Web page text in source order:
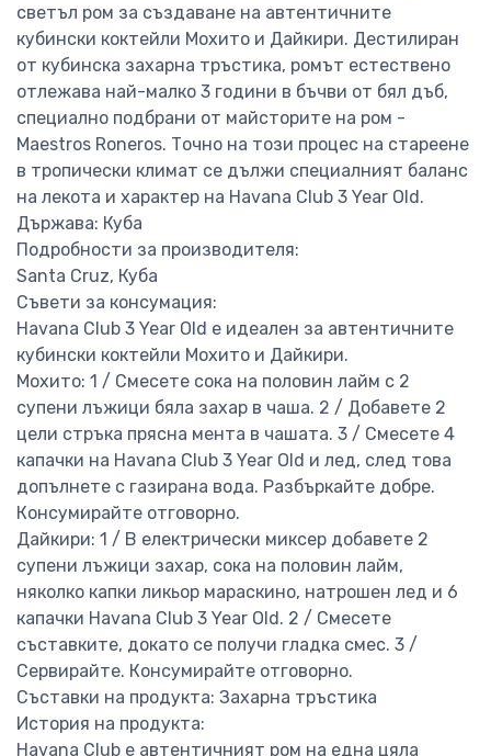
светъл ром за създаване на автентичните
кубински коктейли Мохито и Дайкири. Дестилиран
от кубинска захарна тръстика, ромът естествено
отлежава най-малко 3 години в бъчви от бял дъб,
специално подбрани от майсторите на ром -
Maestros Roneros. Точно на този процес на стареене
в тропически климат се дължи специалният баланс
на лекота и характер на Havana Club 3 Year Old.
Държава: Куба
Подробности за производителя:
Santa Cruz, Куба
Съвети за консумация:
Havana Club 3 Year Old е идеален за автентичните
кубински коктейли Мохито и Дайкири.
Мохито: 1 / Смесете сока на половин лайм с 2
супени лъжици бяла захар в чаша. 2 / Добавете 2
цели стръка прясна мента в чашата. 3 / Смесете 4
капачки на Havana Club 3 Year Old и лед, след това
допълнете с газирана вода. Разбъркайте добре.
Консумирайте отговорно.
Дайкири: 1 / В електрически миксер добавете 2
супени лъжици захар, сока на половин лайм,
няколко капки ликьор мараскино, натрошен лед и 6
капачки Havana Club 3 Year Old. 2 / Смесете
съставките, докато се получи гладка смес. 3 /
Сервирайте. Консумирайте отговорно.
Съставки на продукта: Захарна тръстика
История на продукта:
Havana Club е автентичният ром на една цяла